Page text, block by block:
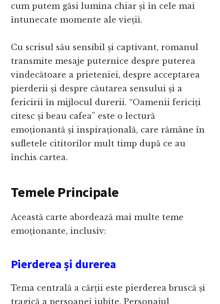
cum putem găsi lumina chiar și în cele mai
întunecate momente ale vieții.
Cu scrisul său sensibil și captivant, romanul
transmite mesaje puternice despre puterea
vindecătoare a prieteniei, despre acceptarea
pierderii și despre căutarea sensului și a
fericirii în mijlocul durerii. “Oamenii fericiți
citesc și beau cafea” este o lectură
emoționantă și inspirațională, care rămâne în
sufletele cititorilor mult timp după ce au
închis cartea.
Temele Principale
Această carte abordează mai multe teme
emoționante, inclusiv:
Pierderea și durerea
Tema centrală a cărții este pierderea bruscă și
tragică a persoanei iubite. Personajul